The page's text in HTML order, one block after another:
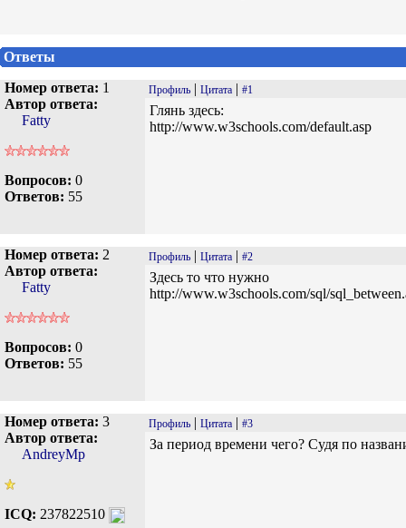
Ответы
Номер ответа: 1
Автор ответа:
Fatty
Вопросов: 0
Ответов: 55
Профиль | Цитата | #1
Глянь здесь:
http://www.w3schools.com/default.asp
Номер ответа: 2
Автор ответа:
Fatty
Вопросов: 0
Ответов: 55
Профиль | Цитата | #2
Здесь то что нужно
http://www.w3schools.com/sql/
Номер ответа: 3
Автор ответа:
AndreyMp
ICQ: 237822510
Профиль | Цитата | #3
За период времени чего? Судя по